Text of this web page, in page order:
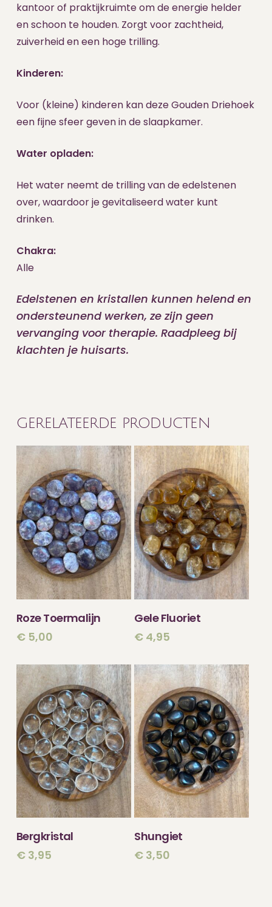
kantoor of praktijkruimte om de energie helder
en schoon te houden. Zorgt voor zachtheid,
zuiverheid en een hoge trilling.
Kinderen:
Voor (kleine) kinderen kan deze Gouden Driehoek
een fijne sfeer geven in de slaapkamer.
Water opladen:
Het water neemt de trilling van de edelstenen
over, waardoor je gevitaliseerd water kunt
drinken.
Chakra:
Alle
Edelstenen en kristallen kunnen helend en
ondersteunend werken, ze zijn geen
vervanging voor therapie. Raadpleeg bij
klachten je huisarts.
GERELATEERDE PRODUCTEN
TOEVOEGEN
AAN WINKELWAGEN
Roze Toermalijn
€5,00
TOEVOEGEN
Gele Fluoriet
€ 4,95
TOEVOEGEN
AAN WINKELWAGEN
Bergkristal
€3,95
TOEVOEGEN
AAN WINKELWAGEN
Shungiet
€ 3,50